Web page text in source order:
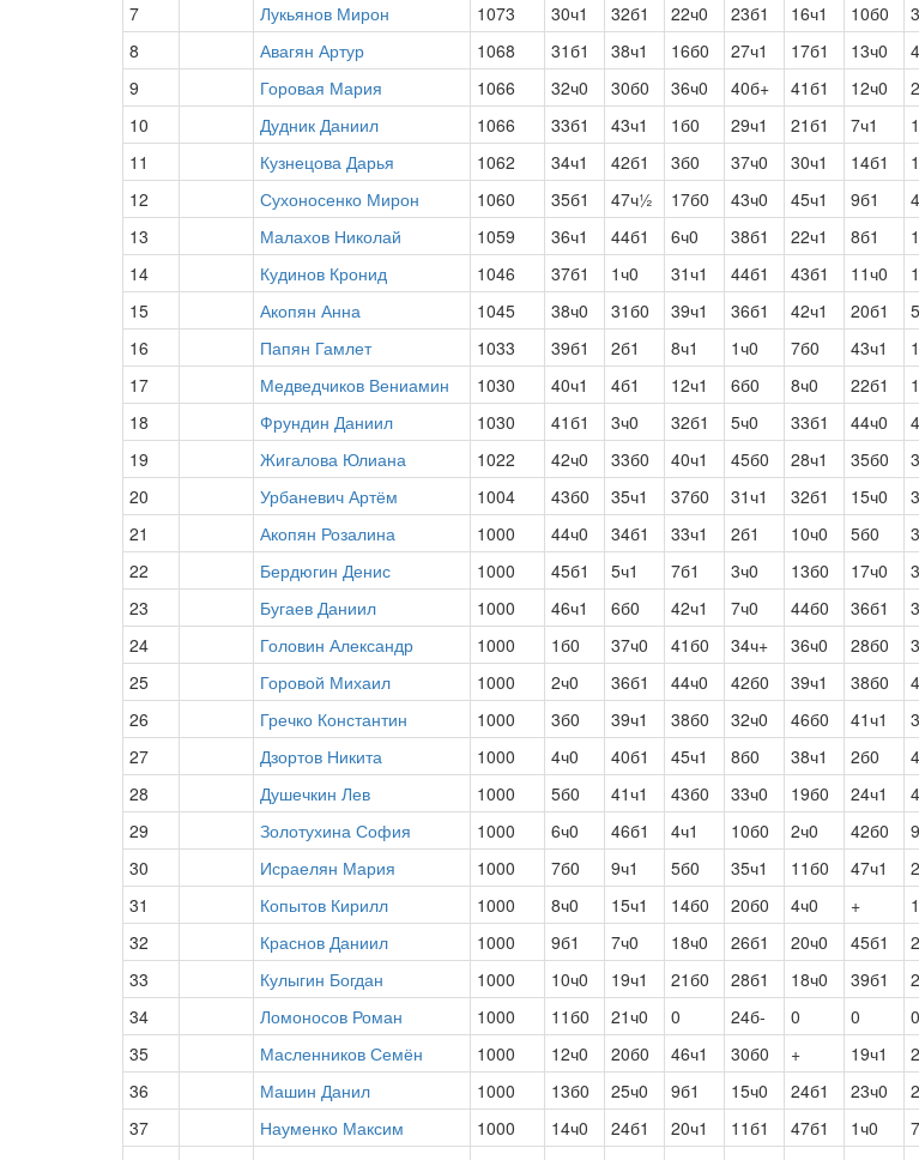
7
Лукьянов Мирон 1073 30ч1 32б1 22ч0 23б1 16ч1 10б0
8
Авагян Артур 1068 31б1 38ч1 16б0 27ч1 17б1 13ч0
9
Горовая Мария 1066 32ч0 30б0 36ч0 40б+ 41б1 12ч0
10
Дудник Даниил 1066 33б1 43ч1 1б0 29ч1 21б1 7ч1
11
Кузнецова Дарья 1062 34ч1 42б1 3б0 37ч0 30ч1 14б1
12
Сухоносенко Мирон 1060 35б1 47ч½ 17б0 43ч0 45ч1 9б1
13
Малахов Николай 1059 36ч1 44б1 6ч0 38б1 22ч1 8б1
14
Кудинов Кронид 1046 37б1 1ч0 31ч1 44б1 43б1 11ч0
15
Акопян Анна 1045 38ч0 31б0 39ч1 36б1 42ч1 20б1
16
Папян Гамлет 1033 39б1 2б1 8ч1 1ч0 7б0 43ч1
17
Медведчиков Вениамин 1030 40ч1 4б1 12ч1 6б0 8ч0 22б1
18
Фрундин Даниил 1030 41б1 3ч0 32б1 5ч0 33б1 44ч0
19
Жигалова Юлиана 1022 42ч0 33б0 40ч1 45б0 28ч1 35б0
20
Урбаневич Артём 1004 43б0 35ч1 37б0 31ч1 32б1 15ч0
21
Акопян Розалина 1000 44ч0 34б1 33ч1 2б1 10ч0 5б0
22
Бердюгин Денис 1000 45б1 5ч1 7б1 3ч0 13б0 17ч0
23
Бугаев Даниил 1000 46ч1 6б0 42ч1 7ч0 44б0 36б1
24
Головин Александр 1000 1б0 37ч0 41б0 34ч+ 36ч0 28б0
25
Горовой Михаил 1000 2ч0 36б1 44ч0 42б0 39ч1 38б0
26
Гречко Константин 1000 3б0 39ч1 38б0 32ч0 46б0 41ч1
27
Дзортов Никита 1000 4ч0 40б1 45ч1 8б0 38ч1 2б0
28
Душечкин Лев 1000 5б0 41ч1 43б0 33ч0 19б0 24ч1
29
Золотухина София 1000 6ч0 46б1 4ч1 10б0 2ч0 42б0
30
Исраелян Мария 1000 7б0 9ч1 5б0 35ч1 11б0 47ч1
31
Копытов Кирилл 1000 8ч0 15ч1 14б0 20б0 4ч0 +
32
Краснов Даниил 1000 9б1 7ч0 18ч0 26б1 20ч0 45б1
33
Кулыгин Богдан 1000 10ч0 19ч1 21б0 28б1 18ч0 39б1
34
Ломоносов Роман 1000 11б0 21ч0 0 24б- 0 0 0
35
Масленников Семён 1000 12ч0 20б0 46ч1 30б0 + 19ч1
36
Машин Данил 1000 13б0 25ч0 9б1 15ч0 24б1 23ч0
37
Науменко Максим 1000 14ч0 24б1 20ч1 11б1 47б1 1ч0